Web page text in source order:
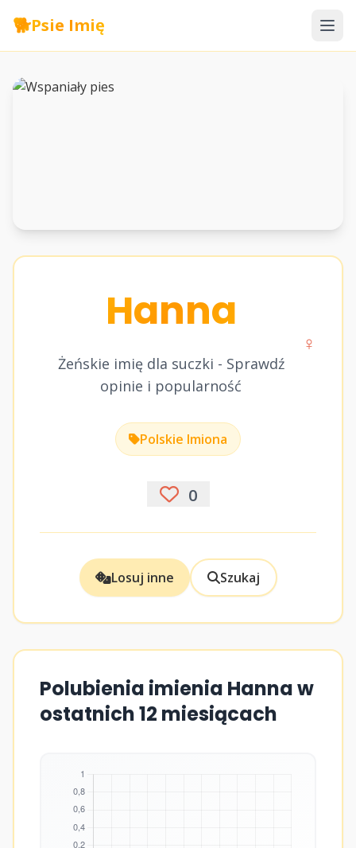
🐕Psie Imię
Hanna
Żeńskie imię dla suczki - Sprawdź
opinie i popularność
♀
Polskie Imiona
0
Losuj inne Szukaj
Polubienia imienia Hanna w
ostatnich 12 miesiącach